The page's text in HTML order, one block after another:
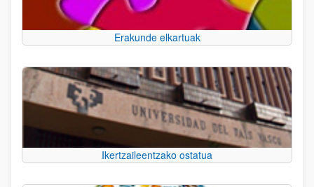
Erakunde elkartuak
Ikertzaileentzako ostatua